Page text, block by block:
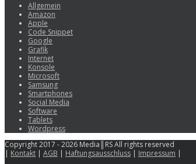
Allgemein
Amazon
Apple
Code Snippet
Google
Grafik
Internet
Konsole
Microsoft
Samsung
Smartphones
Social Media
Software
Tablets
Wordpress
Copyright 2017 - 2026 Media║RS All rights reserved
| Kontakt | AGB | Haftungsausschluss | Impressum |